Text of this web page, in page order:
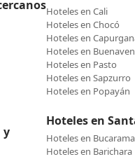
y
Hoteles en Cali
Hoteles en Chocó
Hoteles en
Hoteles en
Hoteles en Pasto
Hoteles en Sapzurro
Hoteles en Popayán
Hoteles en
Hoteles en
Hoteles en Barichara